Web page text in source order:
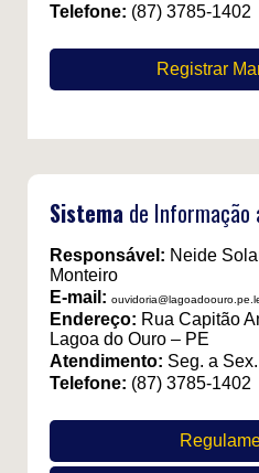
Telefone: (87) 3785-1402
Registrar
Sistema de Informação
Responsável: Neide
Monteiro
E-mail:
Endereço: Rua Capitão
Lagoa do Ouro – PE
Atendimento: Seg. a
Telefone: (87) 3785-1402